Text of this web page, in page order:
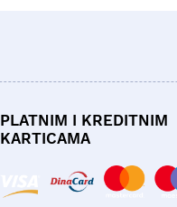
PLATNIM I KREDITNIM
KARTICAMA